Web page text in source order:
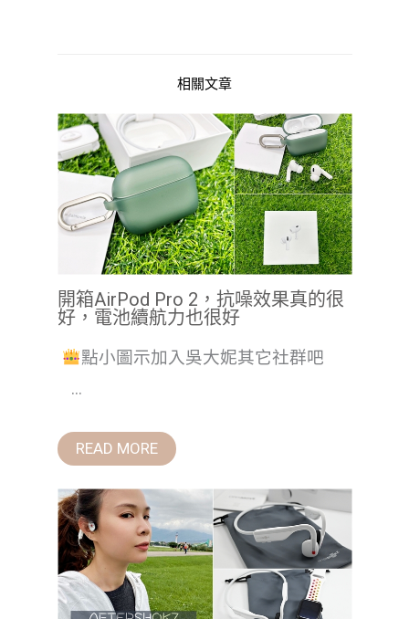
相關文章
開箱AirPod Pro 2，抗噪效果真的很
好，電池續航力也很好
點小圖示加入吳大妮其它社群吧
...
READ MORE